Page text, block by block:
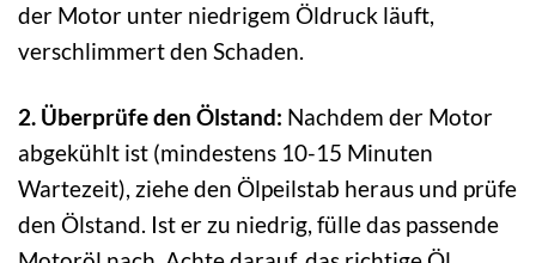
der Motor unter niedrigem Öldruck läuft,
verschlimmert den Schaden.
2. Überprüfe den Ölstand: Nachdem der Motor
abgekühlt ist (mindestens 10-15 Minuten
Wartezeit), ziehe den Ölpeilstab heraus und prüfe
den Ölstand. Ist er zu niedrig, fülle das passende